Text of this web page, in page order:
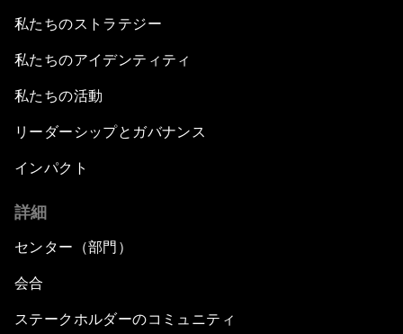
私たちのストラテジー
私たちのアイデンティティ
私たちの活動
リーダーシップとガバナンス
インパクト
詳細
センター（部門）
会合
ステークホルダーのコミュニティ